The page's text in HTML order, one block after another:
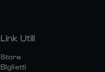
Link Utili
Store
Biglietti